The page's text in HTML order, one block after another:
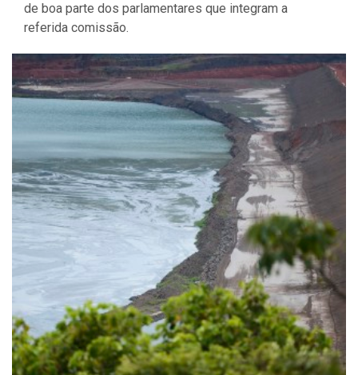
de boa parte dos parlamentares que integram a
referida comissão.